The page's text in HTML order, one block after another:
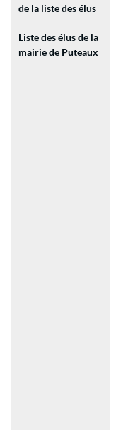
de la liste des élus
Liste des élus de la
mairie de Puteaux